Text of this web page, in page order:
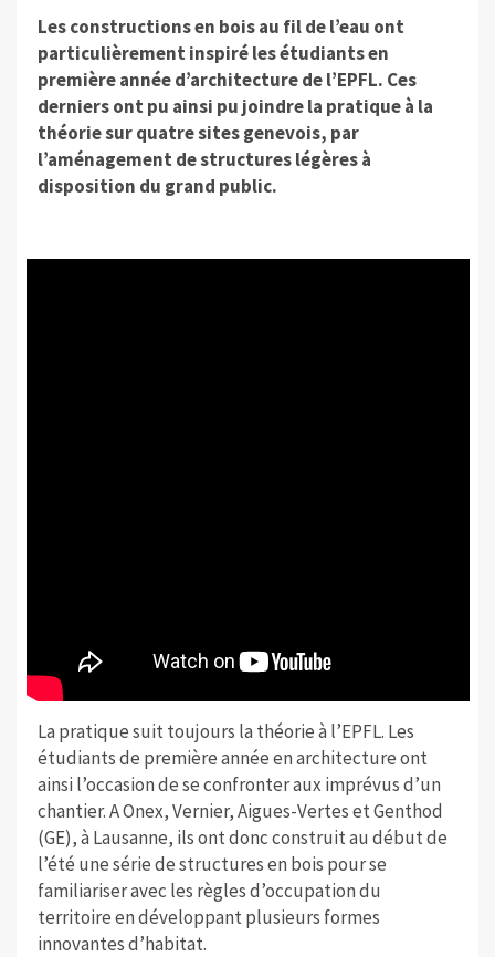
Les constructions en bois au fil de l’eau ont
particulièrement inspiré les étudiants en
première année d’architecture de l’EPFL. Ces
derniers ont pu ainsi pu joindre la pratique à la
théorie sur quatre sites genevois, par
l’aménagement de structures légères à
disposition du grand public.
La pratique suit toujours la théorie à l’EPFL. Les
étudiants de première année en architecture ont
ainsi l’occasion de se confronter aux imprévus d’un
chantier. A Onex, Vernier, Aigues-Vertes et Genthod
(GE), à Lausanne, ils ont donc construit au début de
l’été une série de structures en bois pour se
familiariser avec les règles d’occupation du
territoire en développant plusieurs formes
innovantes d’habitat.